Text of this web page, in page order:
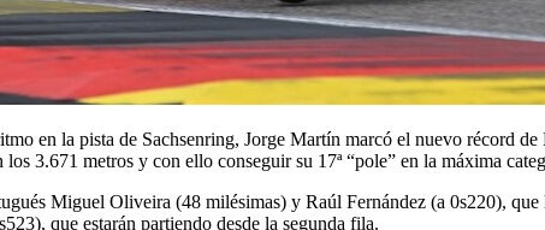
en la pista de Sachsenring, Jorge Martín marcó el nuevo récord
3.671 metros y con ello conseguir su 17ª“pole” en la máxima
Miguel Oliveira (48 milésimas) y Raúl Fernández (a 0s220),
que estarán partiendo desde la segunda fila.